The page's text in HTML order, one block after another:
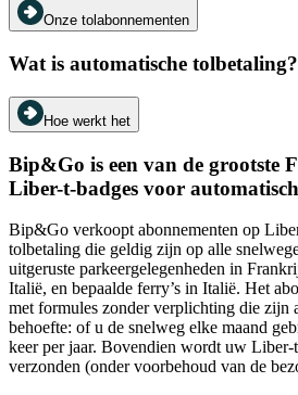
Onze tolabonnementen
Wat is automatische tolbetaling?
Hoe werkt het
Bip&Go is een van de grootste
Liber-t-badges voor
Bip&Go verkoopt abonnementen op
tolbetaling die geldig zijn op alle
uitgeruste parkeergelegenheden in
Italië, en bepaalde ferry’s in Italië. Het
met formules zonder verplichting die zijn
behoefte: of u de snelweg elke maand
keer per jaar. Bovendien wordt uw Liber-
verzonden (onder voorbehoud van de